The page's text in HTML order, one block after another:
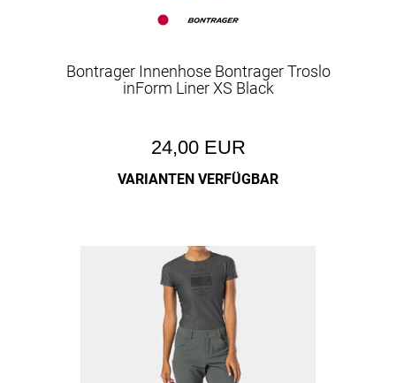
Bontrager Innenhose Bontrager Troslo
inForm Liner XS Black
24,00 EUR
VARIANTEN VERFÜGBAR